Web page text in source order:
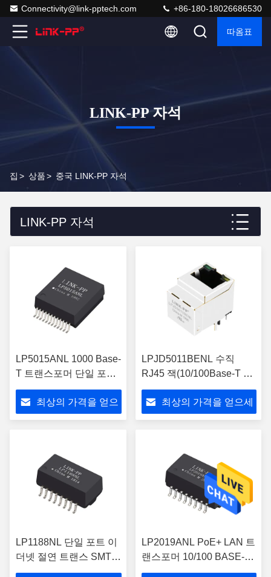
Connectivity@link-pptech.com +86-180-18026686530
따옴표
LINK-PP 자석
집 > 상품> 중국 LINK-PP 자석
LINK-PP 자석
LP5015ANL 1000 Base-
T 트랜스포머 단일 포트
SMD LAN 자석
최상의 가격을 얻으
LPJD5011BENL 수직
RJ45 잭(10/100Base-T 통
합 자기 포함)
최상의 가격을 얻으세
LP1188NL 단일 포트 이
더넷 절연 트랜스 SMT
10/100Base-T 16 핀
LP2019ANL PoE+ LAN 트
랜스포머 10/100 BASE-T
VOIP 자석